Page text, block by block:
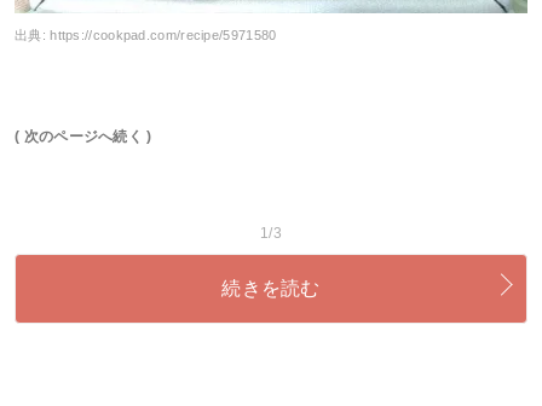
出典:https://cookpad.com/recipe/5971580
( 次のページへ続く )
1/3
続きを読む